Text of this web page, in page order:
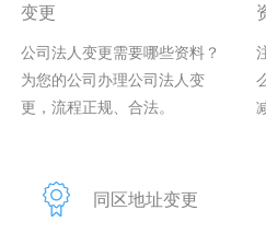
变更
公司法人变更需要哪些资料？
为您的公司办理公司法人变
更，流程正规、合法。
同区地址变更